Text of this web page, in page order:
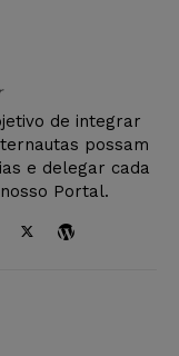
de integrar
possam
e delegar cada
Portal.